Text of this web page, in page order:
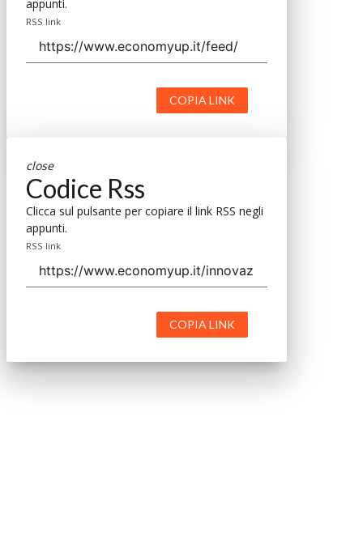
appunti.
RSS link
COPIA LINK
close
Codice Rss
Clicca sul pulsante per copiare il link RSS negli
appunti.
RSS link
COPIA LINK